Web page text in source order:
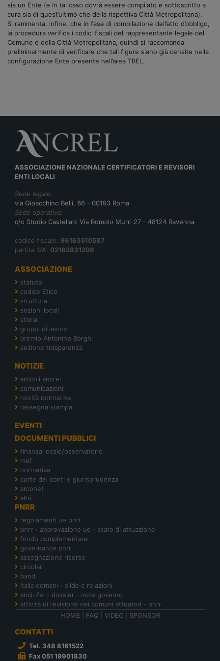
sia un Ente (e in tal caso dovrà essere compilato e sottoscritto a
cura sia di quest’ultimo che della rispettiva Città Metropolitana).
Si rammenta, infine, che in fase di compilazione dell’atto d’obbligo,
la procedura verifica i codici fiscali del rappresentante legale del
Comune e della Città Metropolitana, quindi si raccomanda
preliminarmente di verificare che tali figure siano già censite nella
configurazione Ente presente nell’area TBEL.
ASSOCIAZIONE NAZIONALE CERTIFICATORI E REVISORI
ENTI LOCALI
Sede legale:
via Gioacchino Belli, 86 - 00193 Roma
Sede operativa:
c/o Studio Castellani Via Romolo Murri 27 - 48124 Ravenna
codice fiscale: 96163510587
partita IVA: 02162831206
ASSOCIAZIONE
statuto
codice Etico
struttura
sezioni locali
storia
gruppi di lavoro
premio Antonino Borghi
sezione trasparenza
NOTIZIE
articoli ancrel
comunicazioni
novità normative
rassegna stampa
EVENTI
DOCUMENTI PUBBLICI
finanza locale/osservatorio
mef
normativa
corte dei conti e giurisprudenza
arconet
altri
PNRR
regolamenti ue pnrr
pnrr - approvazione ue - stato di attuazione
fondo complementare
governance pnrr
assegnazione risorse
circolari
bandi
italia domani - slide e relazioni
anci-ifel - dossier - note governo
attività di revisione nei comuni attuatori - pnrr
HOME
FAQ VIDEO SPONSOR
CONTATTI
Tel. 348 8161522
Fax 051 19901830